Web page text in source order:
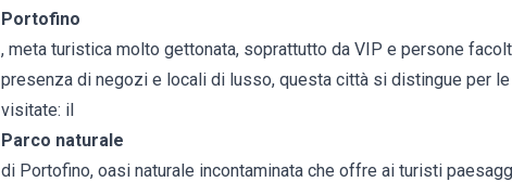
Portofino
, meta turistica molto gettonata, soprattutto da VIP e persone
presenza di negozi e locali di lusso, questa città si distingue per
visitate: il
Parco naturale
di Portofino, oasi naturale incontaminata che offre ai turisti